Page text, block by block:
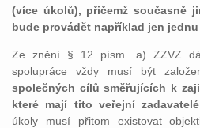
(více úkolů), přičemž současně
bude provádět například jen
Ze znění § 12 písm. a) ZZVZ
spolupráce vždy musí být
společných cílů směřujících k
které mají tito veřejní
úkoly musí přitom existovat